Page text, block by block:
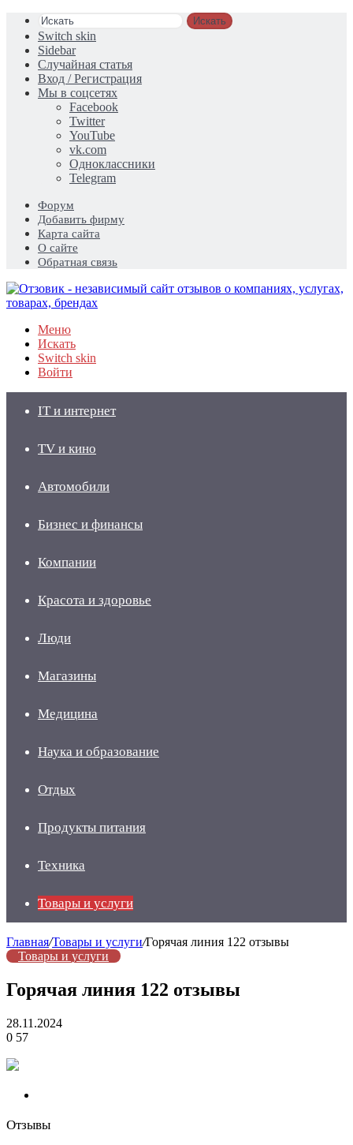
Искать
Switch skin
Sidebar
Случайная статья
Вход / Регистрация
Мы в соцсетях
Facebook
Twitter
YouTube
vk.com
Одноклассники
Telegram
Форум
Добавить фирму
Карта сайта
О сайте
Обратная связь
Меню
Искать
Switch skin
Войти
IT и интернет
TV и кино
Автомобили
Бизнес и финансы
Компании
Красота и здоровье
Люди
Магазины
Медицина
Наука и образование
Отдых
Продукты питания
Техника
Товары и услуги
Главная/Товары и услуги/Горячая линия 122 отзывы
Товары и услуги
Горячая линия 122 отзывы
28.11.2024
0 57
Отзывы